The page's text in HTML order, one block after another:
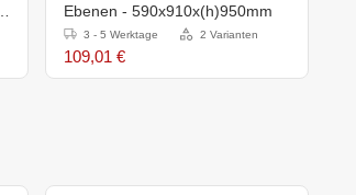
Ebenen - 590x910x(h)950mm
3 - 5 Werktage 2 Varianten
109,01 €